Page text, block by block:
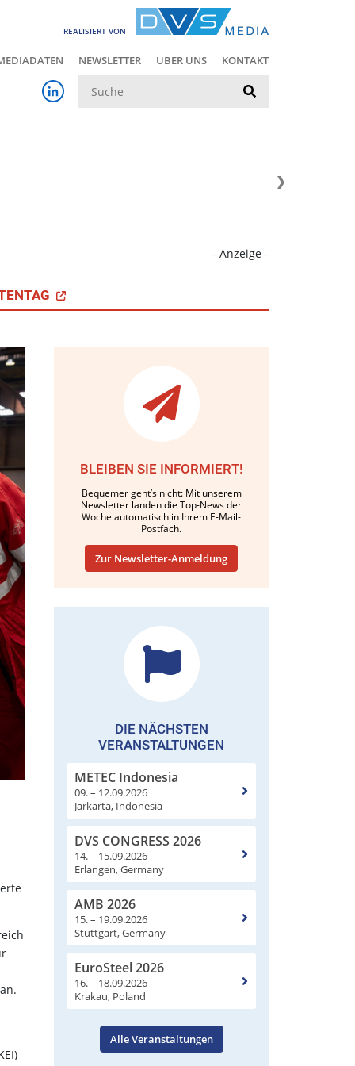
REALISIERT VON
NEWSLETTER ÜBER UNS KONTAKT
- Anzeige -
BLEIBEN SIE INFORMIERT!
Bequemer geht’s nicht: Mit unserem
Newsletter landen die Top-News der
Woche automatisch in Ihrem E-Mail-
Postfach.
Zur Newsletter-Anmeldung
DIE NÄCHSTEN
VERANSTALTUNGEN
METEC Indonesia
09. – 12.09.2026
Jarkarta, Indonesia
DVS CONGRESS 2026
14. – 15.09.2026
Erlangen, Germany
AMB 2026
15. – 19.09.2026
Stuttgart, Germany
EuroSteel 2026
16. – 18.09.2026
Krakau, Poland
Alle Veranstaltungen